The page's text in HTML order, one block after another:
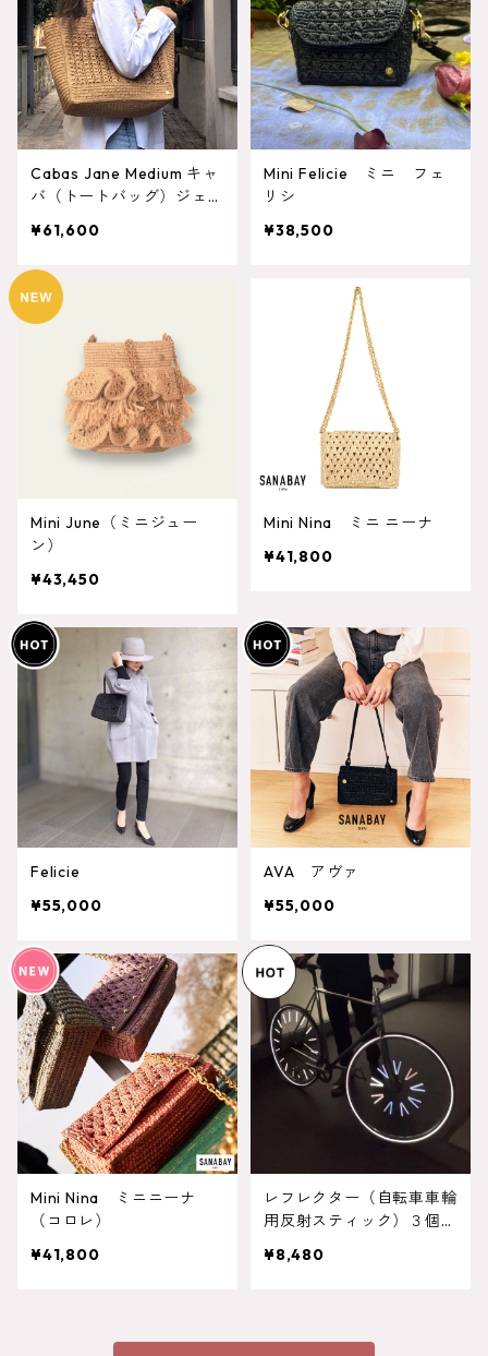
Cabas Jane Medium キャ
バ（トートバッグ）ジェー
¥61,600
Mini Felicie ミニ フェ
リシ
¥38,500
Mini June（ミニジュー
ン）
¥43,450
Mini Nina ミニ ニーナ
¥41,800
Felicie
¥55,000
AVA アヴァ
¥55,000
Mini Nina ミニニーナ
（コロレ）
¥41,800
レフレクター（自転車車輪
用反射スティック）３個セ
本）
¥8,480